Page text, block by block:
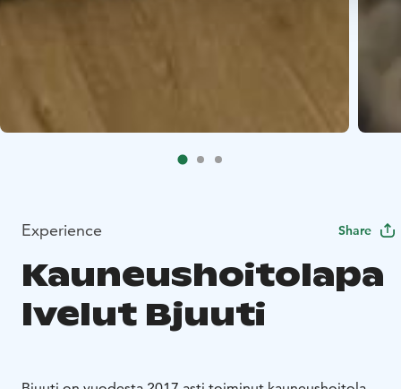
Experience Share
Kauneushoitolapa
lvelut Bjuuti